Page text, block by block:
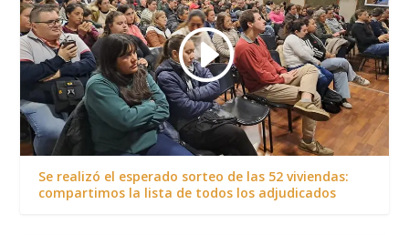
Se realizó el esperado sorteo de las 52 viviendas:
compartimos la lista de todos los adjudicados